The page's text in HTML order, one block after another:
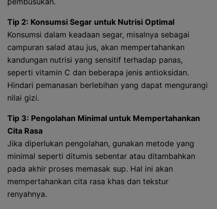
Tip 2: Konsumsi Segar untuk Nutrisi Optimal
Konsumsi dalam keadaan segar, misalnya sebagai
campuran salad atau jus, akan mempertahankan
kandungan nutrisi yang sensitif terhadap panas,
seperti vitamin C dan beberapa jenis antioksidan.
Hindari pemanasan berlebihan yang dapat mengurangi
nilai gizi.
Tip 3: Pengolahan Minimal untuk Mempertahankan
Cita Rasa
Jika diperlukan pengolahan, gunakan metode yang
minimal seperti ditumis sebentar atau ditambahkan
pada akhir proses memasak sup. Hal ini akan
mempertahankan cita rasa khas dan tekstur
renyahnya.